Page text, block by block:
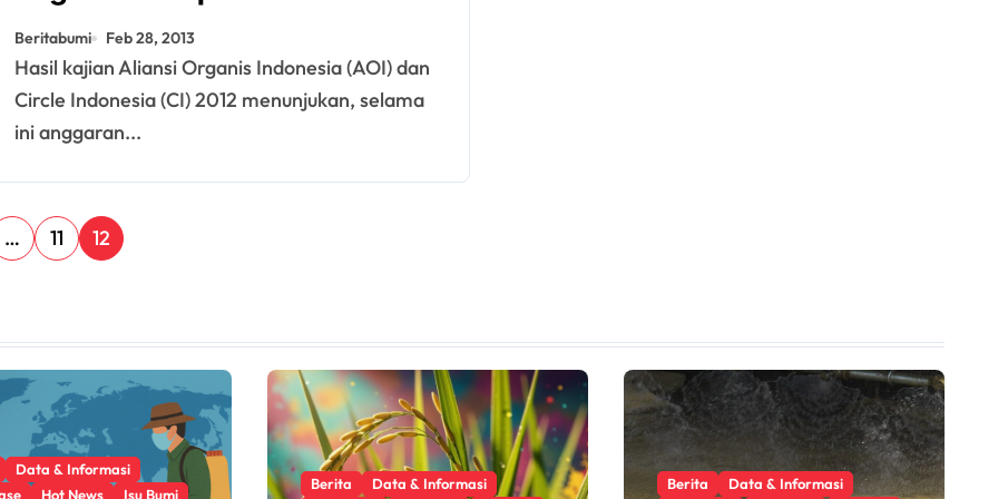
Beritabumi Feb 28, 2013
Hasil kajian Aliansi Organis Indonesia (AOI) dan
Circle Indonesia (CI) 2012 menunjukan, selama
ini anggaran...
… 11 12
Data & Informasi
Hot News Isu Bumi
Berita Data & Informasi Berita Data & Informasi